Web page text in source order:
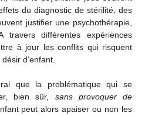
du diagnostic de stérilité, des
justifier une psychothérapie,
travers différentes expériences
à jour les conflits qui risquent
d’enfant.
que la problématique qui se
bien sûr, sans provoquer de
peut alors apaiser ou non les